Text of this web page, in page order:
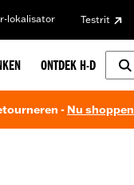
lokalisator Testrit
ONTDEK H-D
- Nu shoppen